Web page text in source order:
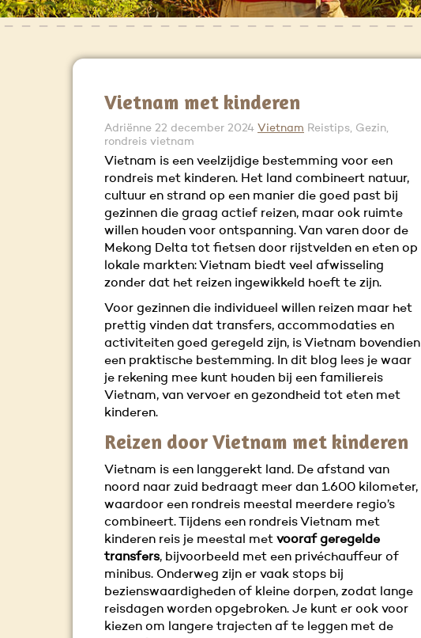
Vietnam met kinderen
Adriënne 22 december 2024 Vietnam Reistips, Gezin,
rondreis vietnam
Vietnam is een veelzijdige bestemming voor een
rondreis met kinderen. Het land combineert natuur,
cultuur en strand op een manier die goed past bij
gezinnen die graag actief reizen, maar ook ruimte
willen houden voor ontspanning. Van varen door de
Mekong Delta tot fietsen door rijstvelden en eten op
lokale markten: Vietnam biedt veel afwisseling
zonder dat het reizen ingewikkeld hoeft te zijn.
Voor gezinnen die individueel willen reizen maar het
prettig vinden dat transfers, accommodaties en
activiteiten goed geregeld zijn, is Vietnam bovendien
een praktische bestemming. In dit blog lees je waar
je rekening mee kunt houden bij een familiereis
Vietnam, van vervoer en gezondheid tot eten met
kinderen.
Reizen door Vietnam met kinderen
Vietnam is een langgerekt land. De afstand van
noord naar zuid bedraagt meer dan 1.600 kilometer,
waardoor een rondreis meestal meerdere regio’s
combineert. Tijdens een rondreis Vietnam met
kinderen reis je meestal met vooraf geregelde
transfers, bijvoorbeeld met een privéchauffeur of
minibus. Onderweg zijn er vaak stops bij
bezienswaardigheden of kleine dorpen, zodat lange
reisdagen worden opgebroken. Je kunt er ook voor
kiezen om langere trajecten af te leggen met de